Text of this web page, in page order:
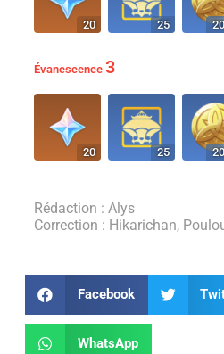
20 25
Évanescence 3
20 25
Rédaction : Alys
Correction : Hikarichan,
Facebook
WhatsApp